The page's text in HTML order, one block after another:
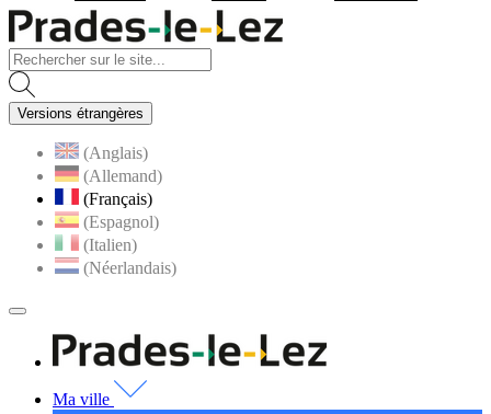
Versions étrangères
(Anglais)
(Allemand)
(Français)
(Espagnol)
(Italien)
(Néerlandais)
MENU
PRINCIPAL
Ma ville